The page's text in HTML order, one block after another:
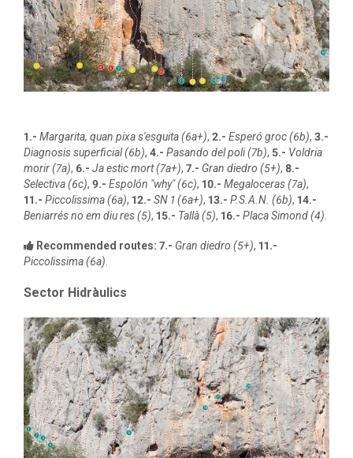
1.- Margarita, quan pixa s'esguita (6a+), 2.- Esperó groc (6b), 3.-
Diagnosis superficial (6b), 4.- Pasando del poli (7b), 5.- Voldria
morir (7a), 6.- Ja estic mort (7a+), 7.- Gran diedro (5+), 8.-
Selectiva (6c), 9.- Espolón "why" (6c), 10.- Megaloceras (7a),
11.- Piccolissima (6a), 12.- SN 1 (6a+), 13.- P.S.A.N. (6b), 14.-
Beniarrés no em diu res (5), 15.- Tallà (5), 16.- Placa Simond (4)
Recommended routes: 7.- Gran diedro (5+), 11.-
Piccolissima (6a)
Sector Hidràulics